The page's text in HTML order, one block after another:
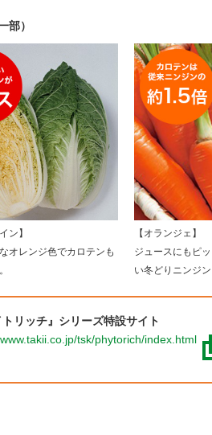
部）
ン】
オレンジ色でカロテンも
【オランジェ】
ジュースにもピ
い冬どりニンジン
トリッチ』シリーズ特設サイト
tsk/phytorich/index.html